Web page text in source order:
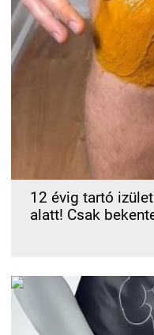
12 évig tartó
alatt! Csak